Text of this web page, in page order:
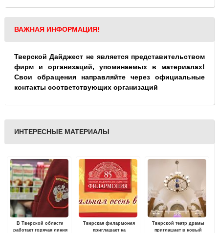
ВАЖНАЯ ИНФОРМАЦИЯ!
Тверской Дайджест не является представительством
фирм и организаций, упоминаемых в материалах!
Свои обращения направляйте через официальные
контакты соответствующих организаций
ИНТЕРЕСНЫЕ МАТЕРИАЛЫ
В Тверской области
работает горячая линия
Тверская филармония
приглашает на
Тверской театр драмы
приглашает в новый